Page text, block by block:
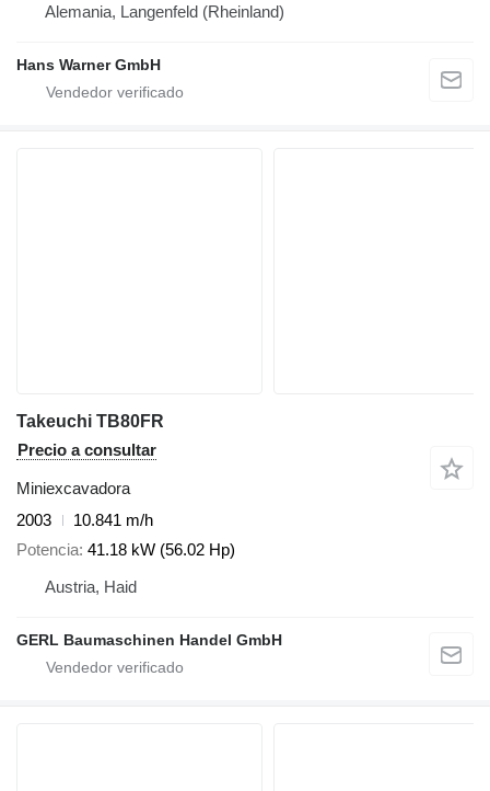
Alemania, Langenfeld (Rheinland)
Hans Warner GmbH
Takeuchi TB80FR
Precio a consultar
Miniexcavadora
2003
10.841 m/h
Potencia 41.18 kW (56.02 Hp)
Austria, Haid
GERL Baumaschinen Handel GmbH